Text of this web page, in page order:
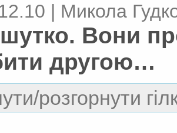
| Микола
Вони
другою…
розгорнути